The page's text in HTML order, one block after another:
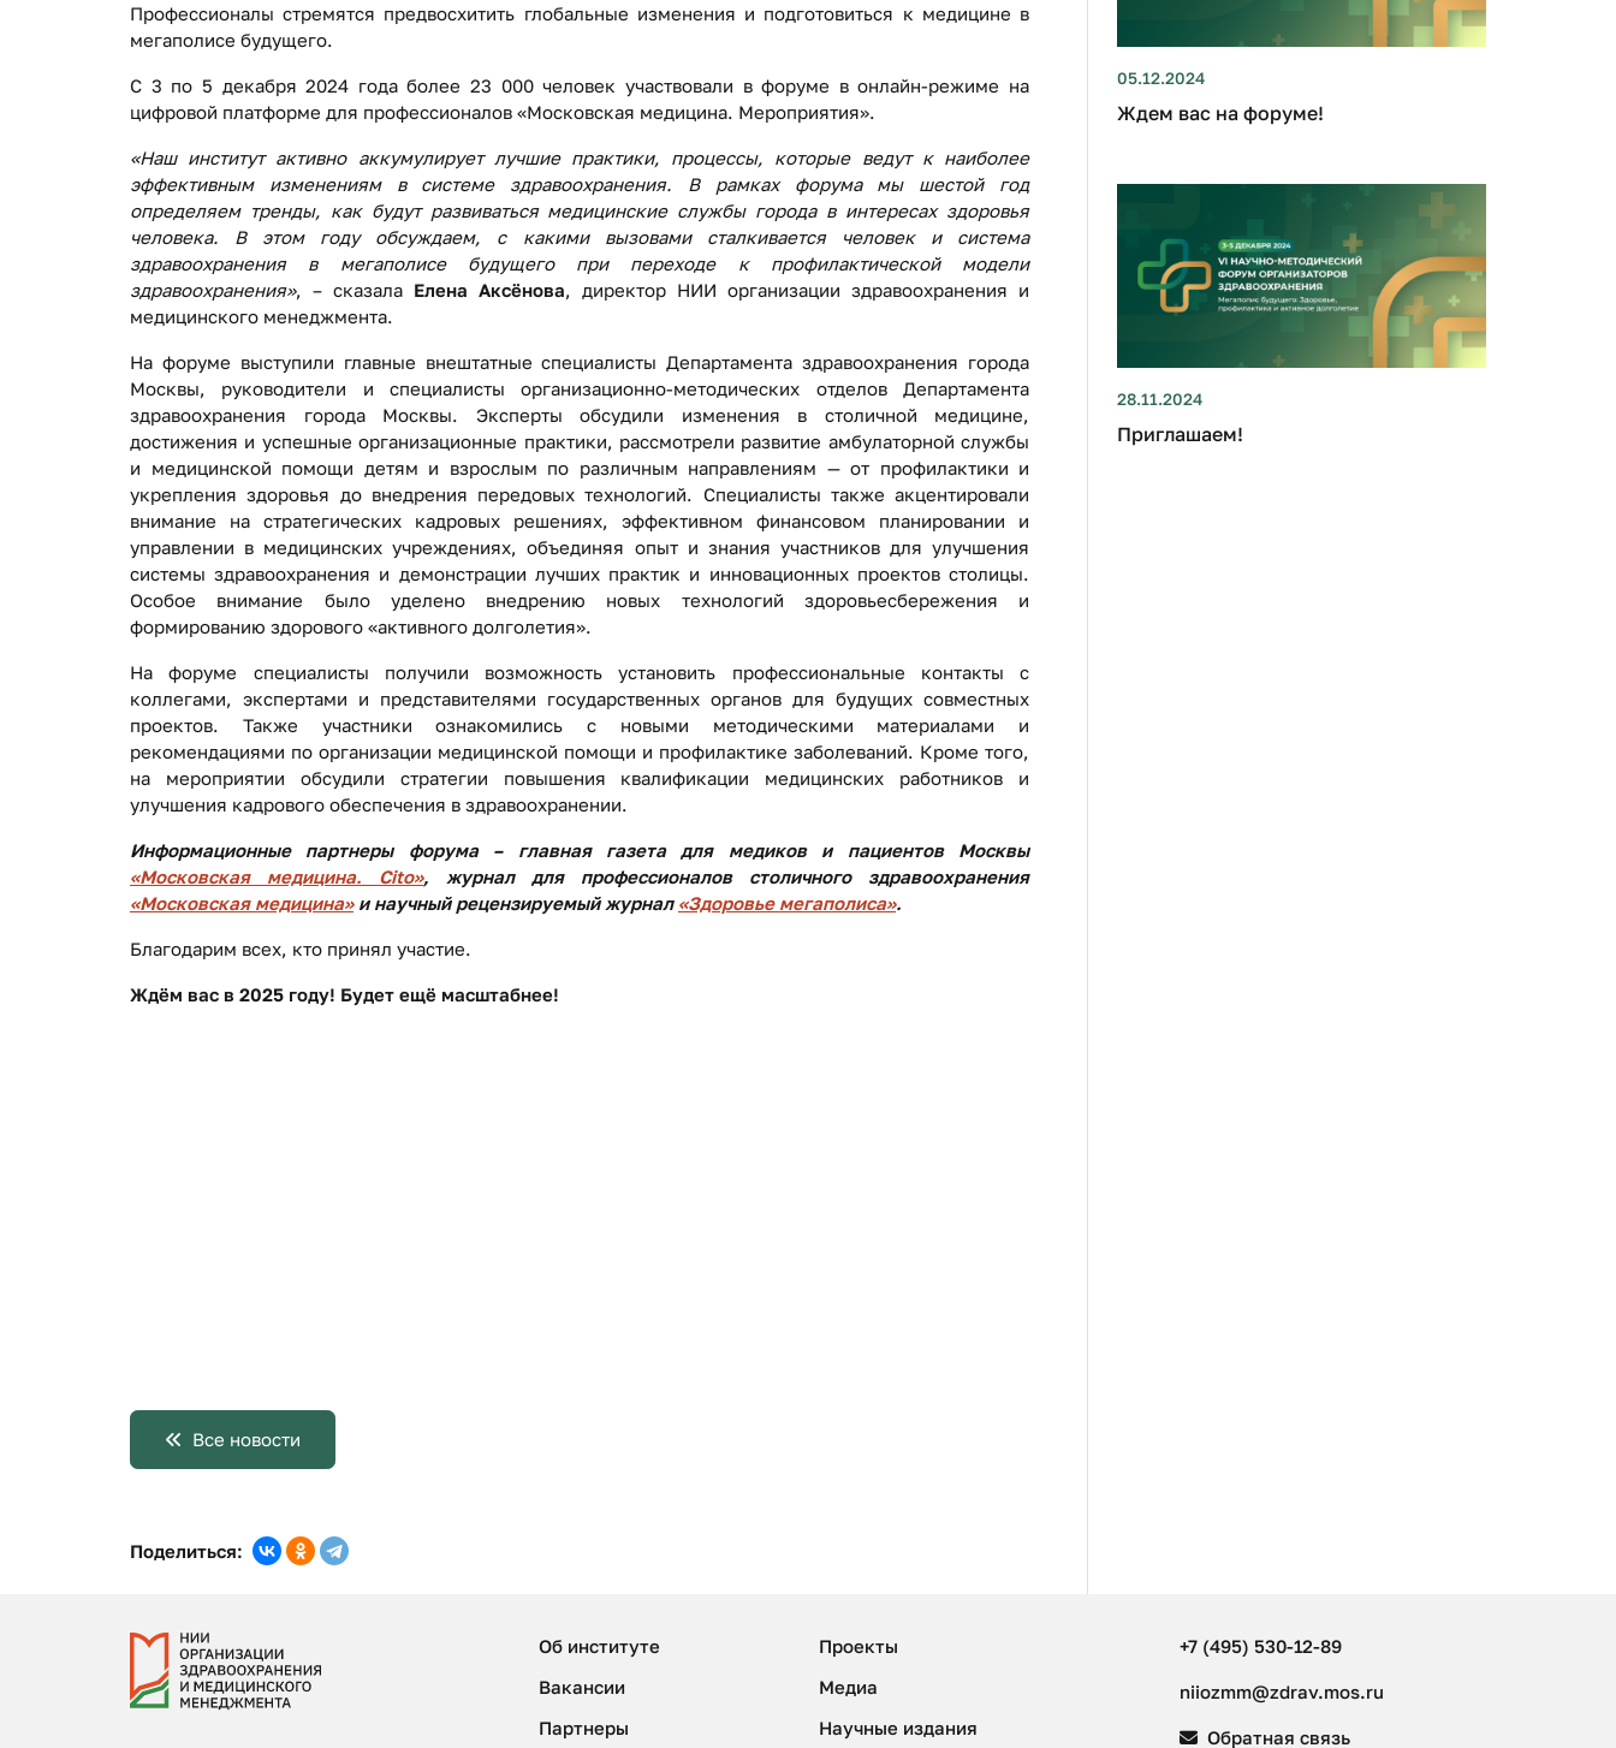
Профессионалы стремятся предвосхитить глобальные изменения и подготовиться к медицине в
мегаполисе будущего.
С 3 по 5 декабря 2024 года более 23 000 человек участвовали в форуме в онлайн-режиме на
цифровой платформе для профессионалов «Московская медицина. Мероприятия».
«Наш институт активно аккумулирует лучшие практики, процессы, которые ведут к наиболее
эффективным изменениям в системе здравоохранения. В рамках форума мы шестой год
определяем тренды, как будут развиваться медицинские службы города в интересах здоровья
человека. В этом году обсуждаем, с какими вызовами сталкивается человек и система
здравоохранения в мегаполисе будущего при переходе к профилактической модели
здравоохранения», – сказала Елена Аксёнова, директор НИИ организации здравоохранения и
медицинского менеджмента.
На форуме выступили главные внештатные специалисты Департамента здравоохранения города
Москвы, руководители и специалисты организационно-методических отделов Департамента
здравоохранения города Москвы. Эксперты обсудили изменения в столичной медицине,
достижения и успешные организационные практики, рассмотрели развитие амбулаторной службы
и медицинской помощи детям и взрослым по различным направлениям — от профилактики и
укрепления здоровья до внедрения передовых технологий. Специалисты также акцентировали
внимание на стратегических кадровых решениях, эффективном финансовом планировании и
управлении в медицинских учреждениях, объединяя опыт и знания участников для улучшения
системы здравоохранения и демонстрации лучших практик и инновационных проектов столицы.
Особое внимание было уделено внедрению новых технологий здоровьесбережения и
формированию здорового «активного долголетия».
На форуме специалисты получили возможность установить профессиональные контакты с
коллегами, экспертами и представителями государственных органов для будущих совместных
проектов. Также участники ознакомились с новыми методическими материалами и
рекомендациями по организации медицинской помощи и профилактике заболеваний. Кроме того,
на мероприятии обсудили стратегии повышения квалификации медицинских работников и
улучшения кадрового обеспечения в здравоохранении.
Информационные партнеры форума – главная газета для медиков и пациентов Москвы
«Московская медицина. Cito», журнал для профессионалов столичного здравоохранения
«Московская медицина»и научный рецензируемый журнал «Здоровье мегаполиса».
Благодарим всех, кто принял участие.
Ждём вас в 2025 году! Будет ещё масштабнее!
Все новости
Поделиться:
05.12.2024
Ждем вас на форуме!
28.11.2024
Приглашаем!
+7 (495) 530-12-89
niiozmm@zdrav.mos.ru
Обратная связь
Об институте
Вакансии
Партнеры
Проекты
Медиа
Научные издания